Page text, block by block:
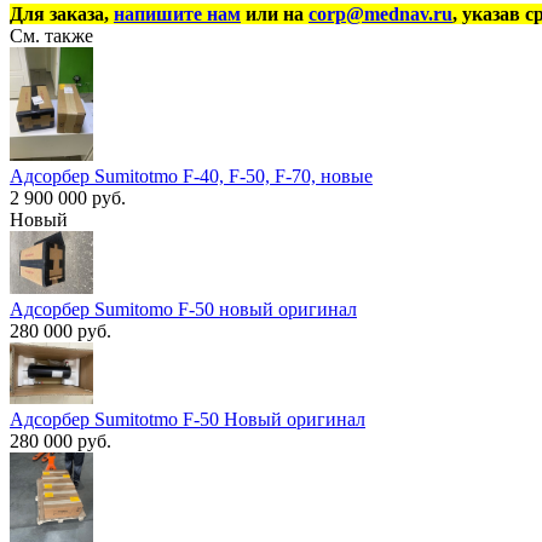
Для заказа, напишите нам или на corp@mednav.ru, указав
См. также
Адсорбер Sumitotmo F-40, F-50, F-70, новые
2 900 000 руб.
Новый
Адсорбер Sumitomo F-50 новый оригинал
280 000 руб.
Адсорбер Sumitotmo F-50 Новый оригинал
280 000 руб.